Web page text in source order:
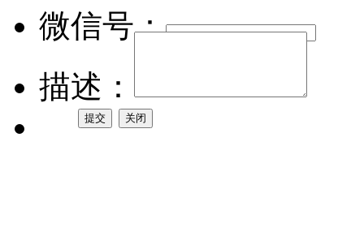
微信号：
描述：